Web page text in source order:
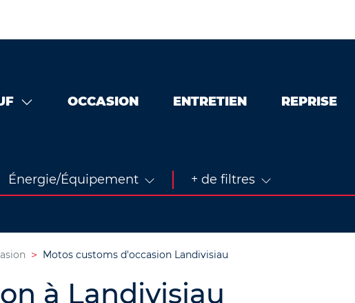
OCCASION ENTRETIEN REPRISE
Énergie/Équipement + de filtres
Motos customs d'occasion Landivisiau
à Landivisiau